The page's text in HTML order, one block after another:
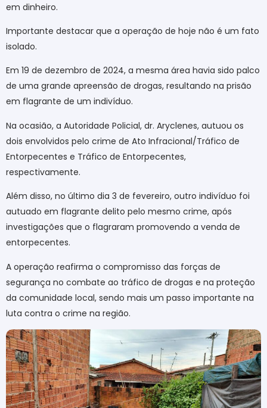
em dinheiro.
Importante destacar que a operação de hoje não é um fato
isolado.
Em 19 de dezembro de 2024, a mesma área havia sido palco
de uma grande apreensão de drogas, resultando na prisão
em flagrante de um indivíduo.
Na ocasião, a Autoridade Policial, dr. Aryclenes, autuou os
dois envolvidos pelo crime de Ato Infracional/Tráfico de
Entorpecentes e Tráfico de Entorpecentes,
respectivamente.
Além disso, no último dia 3 de fevereiro, outro indivíduo foi
autuado em flagrante delito pelo mesmo crime, após
investigações que o flagraram promovendo a venda de
entorpecentes.
A operação reafirma o compromisso das forças de
segurança no combate ao tráfico de drogas e na proteção
da comunidade local, sendo mais um passo importante na
luta contra o crime na região.